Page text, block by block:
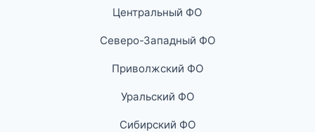
Центральный ФО
Северо-Западный ФО
Приволжский ФО
Уральский ФО
Сибирский ФО